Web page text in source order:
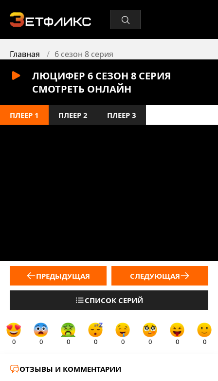
Главная 6 сезон 8 серия
ЛЮЦИФЕР 6 СЕЗОН 8 СЕРИЯ
СМОТРЕТЬ ОНЛАЙН
ПЛЕЕР 1 ПЛЕЕР 2 ПЛЕЕР 3
ПРЕДЫДУЩАЯ
СПИСОК СЕРИЙ
СЛЕДУЮЩАЯ
0 0 0 0 0 0 0 0
ОТЗЫВЫ И КОММЕНТАРИИ